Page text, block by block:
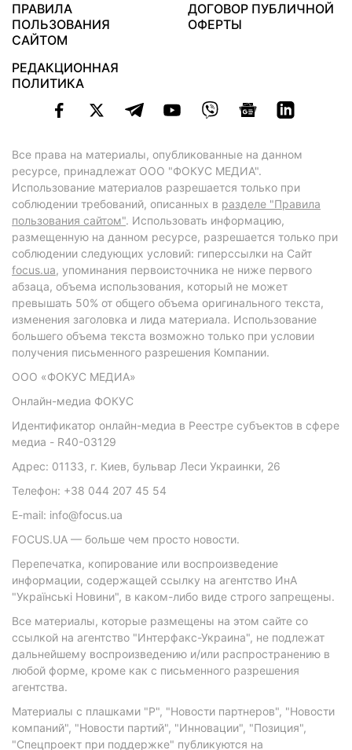
ПРАВИЛА
ПОЛЬЗОВАНИЯ
САЙТОМ
ДОГОВОР ПУБЛИЧНОЙ
ОФЕРТЫ
РЕДАКЦИОННАЯ
ПОЛИТИКА
Все права на материалы, опубликованные на данном
ресурсе, принадлежат ООО "ФОКУС МЕДИА".
Использование материалов разрешается только при
соблюдении требований, описанных в разделе "Правила
пользования сайтом". Использовать информацию,
размещенную на данном ресурсе, разрешается только при
соблюдении следующих условий: гиперссылки на Сайт
focus.ua, упоминания первоисточника не ниже первого
абзаца, объема использования, который не может
превышать 50% от общего объема оригинального текста,
изменения заголовка и лида материала. Использование
большего объема текста возможно только при условии
получения письменного разрешения Компании.
ООО «ФОКУС МЕДИА»
Онлайн-медиа ФОКУС
Идентификатор онлайн-медиа в Реестре субъектов в сфере
медиа - R40-03129
Адрес: 01133, г. Киев, бульвар Леси Украинки, 26
Телефон: +38 044 207 45 54
E-mail: info@focus.ua
FOCUS.UA — больше чем просто новости.
Перепечатка, копирование или воспроизведение
информации, содержащей ссылку на агентство ИнА
"Українські Новини", в каком-либо виде строго запрещены.
Все материалы, которые размещены на этом сайте со
ссылкой на агентство "Интерфакс-Украина", не подлежат
дальнейшему воспроизведению и/или распространению в
любой форме, кроме как с письменного разрешения
агентства.
Материалы с плашками "Р", "Новости партнеров", "Новости
компаний", "Новости партий", "Инновации", "Позиция",
"Спецпроект при поддержке" публикуются на